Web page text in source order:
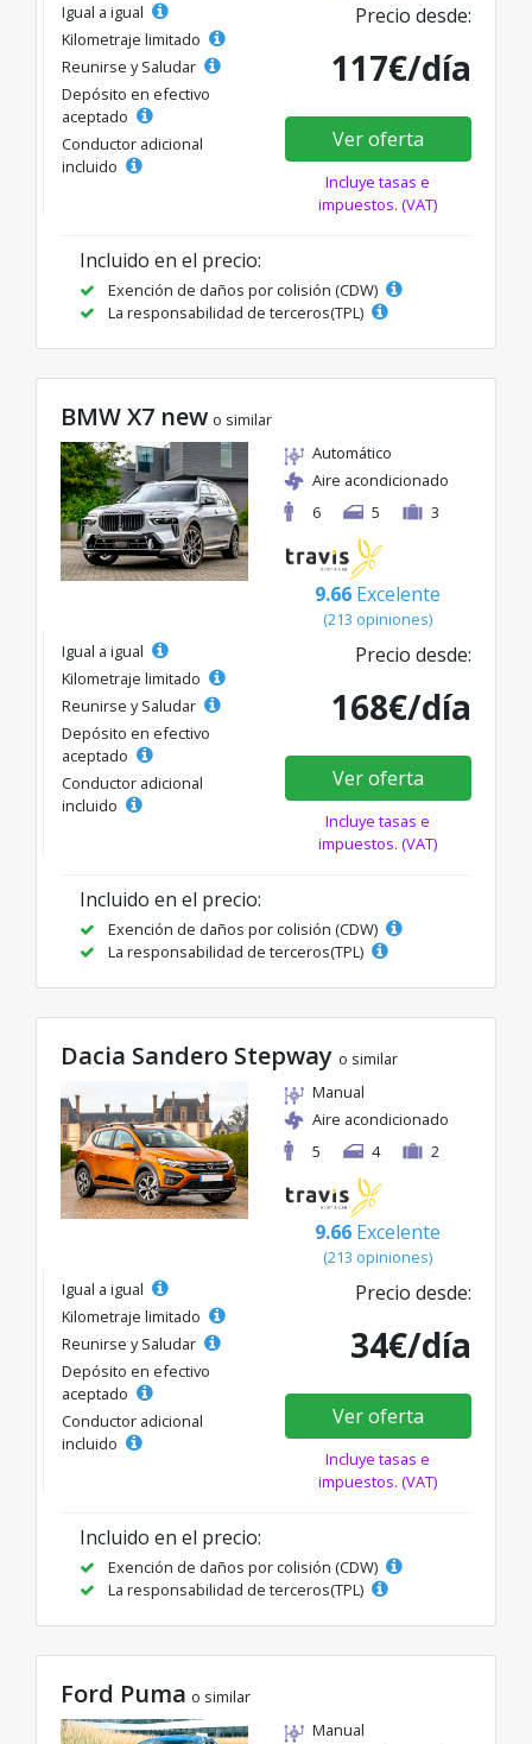
Igual a igual
Kilometraje limitado
Reunirse y Saludar
Depósito en efectivo
aceptado
Conductor adicional
incluido
Precio desde:
117€/día
Ver oferta
Incluye tasas e
impuestos. (VAT)
Incluido en el precio:
Exención de daños por colisión (CDW)
La responsabilidad de terceros(TPL)
BMW X7 new o similar
Automático
Aire acondicionado
6
5 3
9.66 Excelente
(213 opiniones)
Igual a igual
Kilometraje limitado
Reunirse y Saludar
Depósito en efectivo
aceptado
Conductor adicional
incluido
Precio desde:
168€/día
Ver oferta
Incluye tasas e
impuestos. (VAT)
Incluido en el precio:
Exención de daños por colisión (CDW)
La responsabilidad de terceros(TPL)
Dacia Sandero Stepway o similar
Manual
Aire acondicionado
5
4 2
9.66 Excelente
(213 opiniones)
Igual a igual
Kilometraje limitado
Reunirse y Saludar
Depósito en efectivo
aceptado
Conductor adicional
incluido
Precio desde:
34€/día
Ver oferta
Incluye tasas e
impuestos. (VAT)
Incluido en el precio:
Exención de daños por colisión (CDW)
La responsabilidad de terceros(TPL)
Ford Puma o similar
Manual